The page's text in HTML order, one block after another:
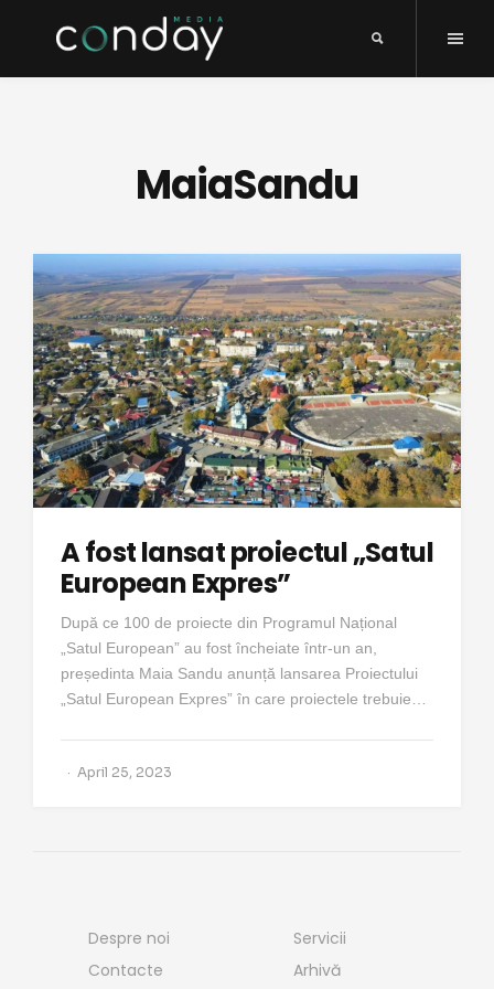
MaiaSandu
A fost lansat proiectul „Satul
European Expres”
După ce 100 de proiecte din Programul Național
„Satul European” au fost încheiate într-un an,
președinta Maia Sandu anunță lansarea Proiectului
„Satul European Expres” în care proiectele trebuie…
April 25, 2023
Despre noi
Contacte
Servicii
Arhivă